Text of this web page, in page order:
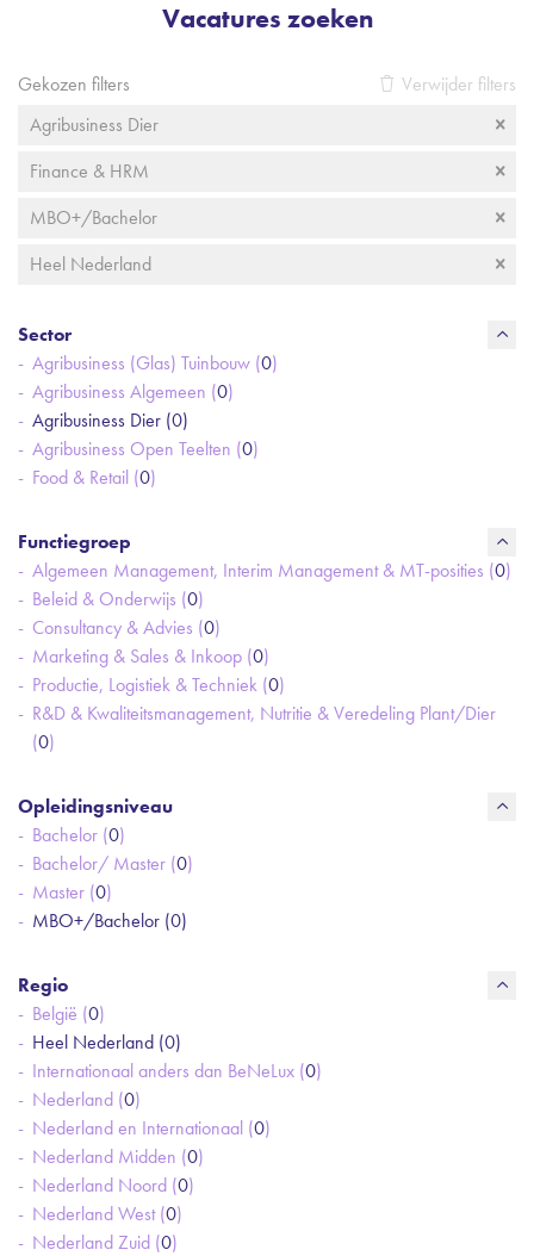
Vacatures zoeken
Gekozen filters
Verwijder filters
Agribusiness Dier
Finance & HRM
MBO+/Bachelor
Heel Nederland
Sector
Agribusiness (Glas) Tuinbouw (0)
Agribusiness Algemeen (0)
Agribusiness Dier (0)
Agribusiness Open Teelten (0)
Food & Retail (0)
Functiegroep
Algemeen Management, Interim Management & MT-posities (0)
Beleid & Onderwijs (0)
Consultancy & Advies (0)
Marketing & Sales & Inkoop (0)
Productie, Logistiek & Techniek (0)
R&D & Kwaliteitsmanagement, Nutritie & Veredeling Plant/Dier
(0)
Opleidingsniveau
Bachelor (0)
Bachelor/ Master (0)
Master (0)
MBO+/Bachelor (0)
Regio
België (0)
Heel Nederland (0)
Internationaal anders dan BeNeLux (0)
Nederland (0)
Nederland en Internationaal (0)
Nederland Midden (0)
Nederland Noord (0)
Nederland West (0)
Nederland Zuid (0)